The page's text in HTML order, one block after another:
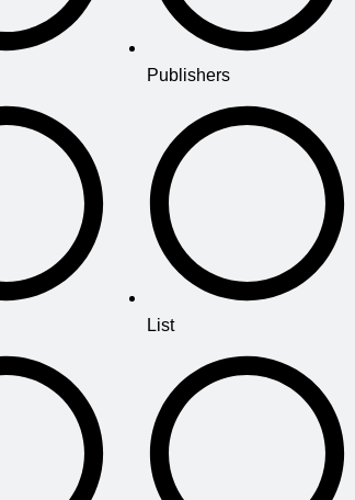
Publishers
List